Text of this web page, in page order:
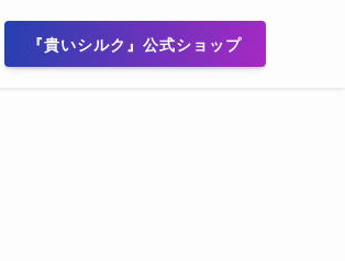
『貴いシルク』公式ショップ